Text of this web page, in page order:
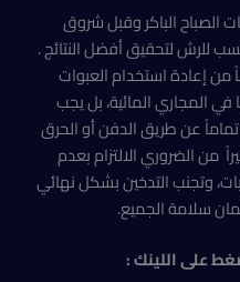
الصباح الباكر وقبل شروق
للرش لتحقيق أفضل النتائج .
من إعادة استخدام العبوات
في المجاري المائية، بل يجب
عن طريق الدفن أو الحرق
من الضروري الالتزام بعدم
وتجنب التدخين بشكل نهائي
سلامة الجميع.
على اللينك :